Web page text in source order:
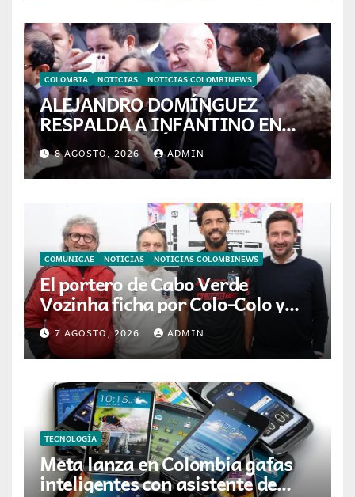
COLOMBIA NOTICIAS NOTICIAS COLOMBINEWS
ALEJANDRO DOMÍNGUEZ
RESPALDA A INFANTINO EN
CALI: «ES EL LÍDER DE LA
TRANSFORMACIÓN DEL
FÚTBOL»
8 AGOSTO, 2026 ADMIN
COMUNICAE NOTICIAS NOTICIAS COLOMBINEWS
El portero de Cabo Verde
Vozinha ficha por Colo-Colo y
JETOUR respalda su nueva
etapa
7 AGOSTO, 2026 ADMIN
TECNOLOGÍA
Meta lanza en Colombia gafas
inteligentes con asistente de